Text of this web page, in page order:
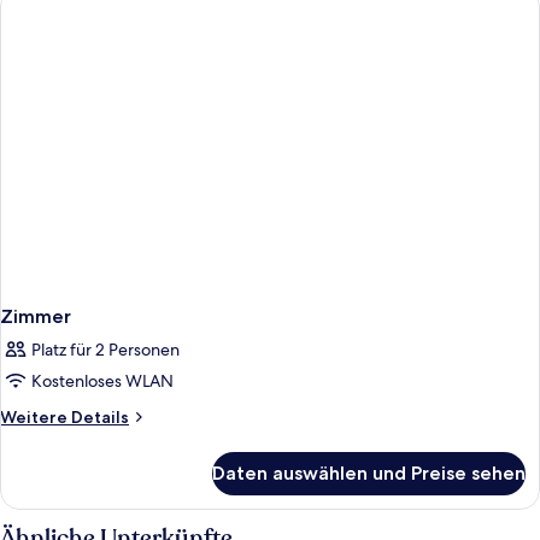
Doppelbett
Zimmer
Platz für 2 Personen
Kostenloses WLAN
Weitere Details
Weitere
Daten auswählen und Preise sehen